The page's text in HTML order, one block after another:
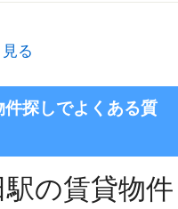
る
探しでよくある質
の賃貸物件